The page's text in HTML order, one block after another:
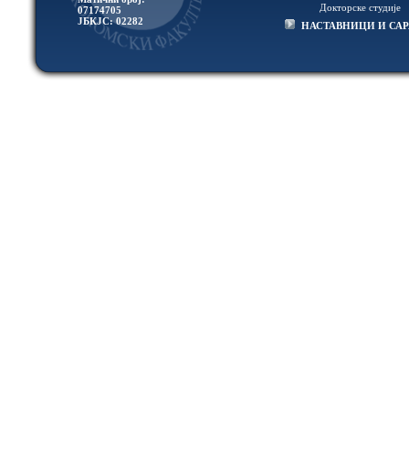
07174705
ЈБКЈС: 02282
Докторске студије
НАСТАВНИЦИ И